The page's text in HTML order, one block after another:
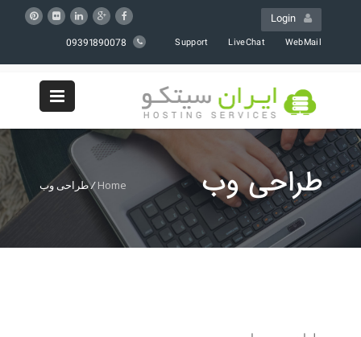
WebMail
LiveChat
Support
طراحی وب Home
/طراحی وب